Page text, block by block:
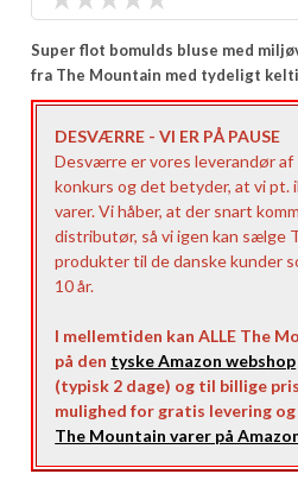
Super flot bomulds bluse med
fra The Mountain med tydeligt
DESVÆRRE - VI ER PÅ PAUSE
Desværre er vores leverandør
konkurs og det betyder, at vi pt.
varer. Vi håber, at der snart
distributør, så vi igen kan sælge
produkter til de danske kunder
10 år.
I mellemtiden kan ALLE The
på den tyske Amazon webshop
(typisk 2 dage) og til billige
mulighed for gratis levering
The Mountain varer på